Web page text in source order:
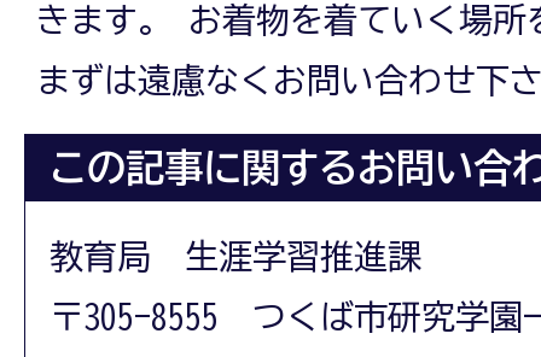
きます。 お着物を着ていく場所
まずは遠慮なくお問い合わせ下
この記事に関するお問い合
教育局 生涯学習推進課
〒305-8555 つくば市研究学園